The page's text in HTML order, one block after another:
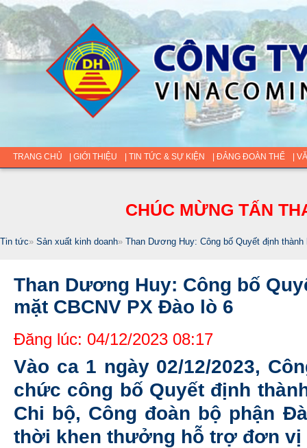
TRANG CHỦ | GIỚI THIỆU | TIN TỨC & SỰ KIỆN | ĐẢNG ĐOÀN THỂ |
CHÚC MỪNG TẤN
Tin tức» Sản xuất kinh doanh» Than Dương Huy: Công bố Quyết định
Than Dương Huy: Công bố
mặt CBCNV PX Đào lò 6
Đăng lúc: 04/12/2023 08:17
Vào ca 1 ngày 02/12/2023,
chức công bố Quyết định
Chi bộ, Công đoàn bộ phận
thời khen thưởng hỗ trợ đơn vị